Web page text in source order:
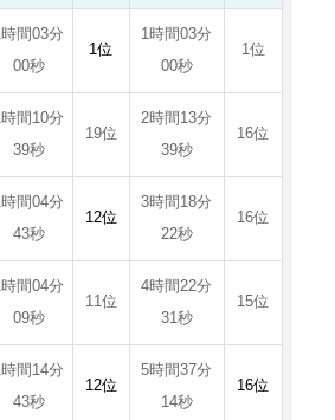
間03分
00秒
1位
1時間03分
00秒
1位
間10分
39秒
19位
2時間13分
39秒
16位
間04分
43秒
12位
3時間18分
22秒
16位
間04分
09秒
11位
4時間22分
31秒
15位
間14分
43秒
12位
5時間37分
14秒
16位